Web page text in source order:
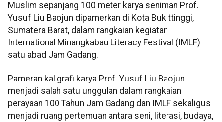
Muslim sepanjang 100 meter karya seniman Prof.
Yusuf Liu Baojun dipamerkan di Kota Bukittinggi,
Sumatera Barat, dalam rangkaian kegiatan
International Minangkabau Literacy Festival (IMLF)
satu abad Jam Gadang.
Pameran kaligrafi karya Prof. Yusuf Liu Baojun
menjadi salah satu unggulan dalam rangkaian
perayaan 100 Tahun Jam Gadang dan IMLF sekaligus
menjadi ruang pertemuan antara seni, literasi, budaya,